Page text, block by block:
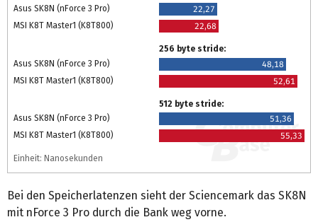
Asus SK8N (nForce 3 Pro)
22,27
MSI K8T Master1 (K8T800)
22,68
256 byte stride:
Asus SK8N (nForce 3 Pro)
48,18
MSI K8T Master1 (K8T800)
52,61
512 byte stride:
Asus SK8N (nForce 3 Pro)
51,36
MSI K8T Master1 (K8T800)
55,33
Einheit: Nanosekunden
Bei den Speicherlatenzen sieht der Sciencemark das SK8N
mit nForce 3 Pro durch die Bank weg vorne.